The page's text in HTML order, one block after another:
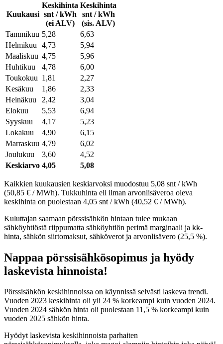
Kuukausi
Keskihinta
snt / kWh
(ei ALV)
Keskihinta
snt / kWh
(sis. ALV)
Tammikuu 5,28
6,63
Helmikuu
4,73
5,94
Maaliskuu 4,75
5,96
Huhtikuu
4,78
6,00
Toukokuu 1,81
2,27
Kesäkuu
1,86
2,33
Heinäkuu
2,42
3,04
Elokuu
5,53
6,94
Syyskuu
4,17
5,23
Lokakuu
4,90
6,15
Marraskuu 4,79
6,02
Joulukuu
3,60
4,52
Keskiarvo 4,05 5,08
Kaikkien kuukausien keskiarvoksi muodostuu 5,08 snt / kWh
(50,85 € / MWh). Tukkuhinta eli ilman arvonlisäveroa oleva
keskihinta on puolestaan 4,05 snt / kWh (40,52 € / MWh).
Kuluttajan saamaan pörssisähkön hintaan tulee mukaan
sähköyhtiöstä riippumatta sähköyhtiön perimä marginaali ja kk-
hinta, sähkön siirtomaksut, sähköverot ja arvonlisävero (25,5 %).
Nappaa pörssisähkösopimus ja hyödy
laskevista hinnoista!
Pörssisähkön keskihinnoissa on käynnissä selvästi laskeva trendi.
Vuoden 2023 keskihinta oli yli 24 % korkeampi kuin vuoden 2024.
Vuoden 2024 sähkön hinta oli puolestaan 11,5 % korkeampi kuin
vuoden 2025 sähkön hinta.
Hyödyt laskevista keskihinnoista parhaiten